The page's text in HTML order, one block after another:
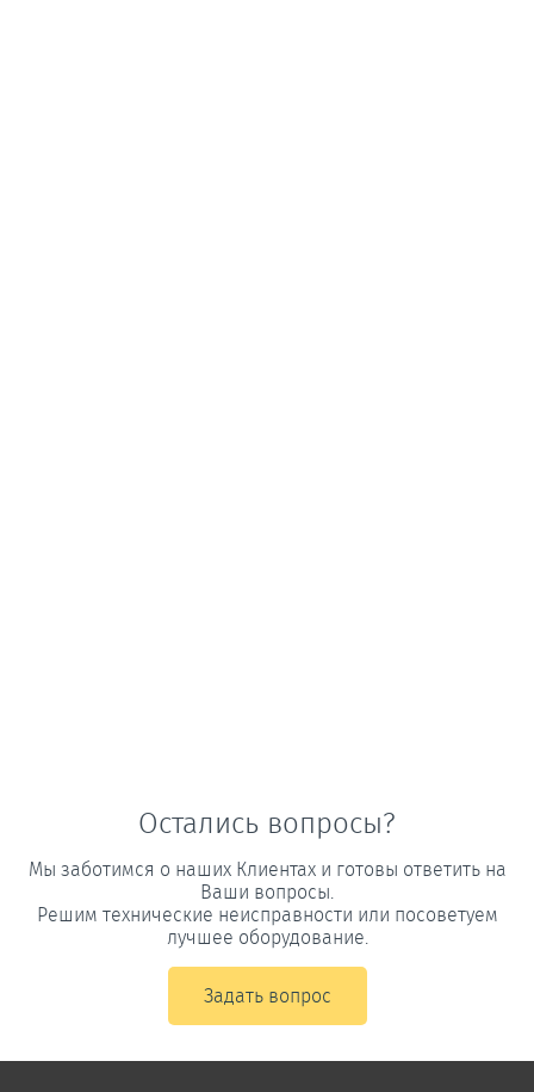
Остались вопросы?
Мы заботимся о наших Клиентах и готовы ответить на
Ваши вопросы.
Решим технические неисправности или посоветуем
лучшее оборудование.
Задать вопрос